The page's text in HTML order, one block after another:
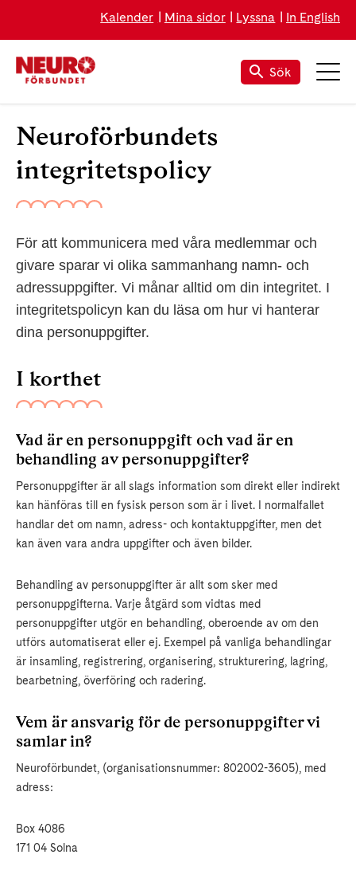
Kalender Mina sidor Lyssna In English
Sök
Neuroförbundets
integritetspolicy
För att kommunicera med våra medlemmar och
givare sparar vi olika sammanhang namn- och
adressuppgifter. Vi månar alltid om din integritet. I
integritetspolicyn kan du läsa om hur vi hanterar
dina personuppgifter.
I korthet
Vad är en personuppgift och vad är en
behandling av personuppgifter?
Personuppgifter är all slags information som direkt eller indirekt
kan hänföras till en fysisk person som är i livet. I normalfallet
handlar det om namn, adress- och kontaktuppgifter, men det
kan även vara andra uppgifter och även bilder.
Behandling av personuppgifter är allt som sker med
personuppgifterna. Varje åtgärd som vidtas med
personuppgifter utgör en behandling, oberoende av om den
utförs automatiserat eller ej. Exempel på vanliga behandlingar
är insamling, registrering, organisering, strukturering, lagring,
bearbetning, överföring och radering.
Vem är ansvarig för de personuppgifter vi
samlar in?
Neuroförbundet, (organisationsnummer: 802002-3605), med
adress:
Box 4086
171 04 Solna